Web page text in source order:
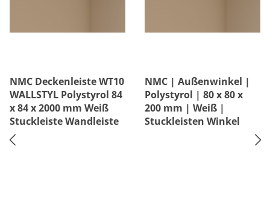
NMC Deckenleiste WT10
WALLSTYL Polystyrol 84
x 84 x 2000 mm Weiß
Stuckleiste Wandleiste
NMC | Außenwinkel |
Polystyrol | 80 x 80 x
200 mm | Weiß |
Stuckleisten Winkel